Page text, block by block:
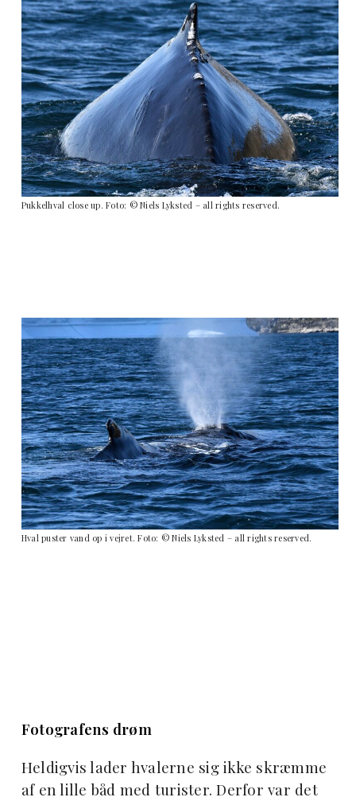
Pukkelhval close up. Foto: © Niels Lyksted – all rights reserved.
Hval puster vand op i vejret. Foto: © Niels Lyksted – all rights reserved.
Fotografens drøm
Heldigvis lader hvalerne sig ikke skræmme
af en lille båd med turister. Derfor var det